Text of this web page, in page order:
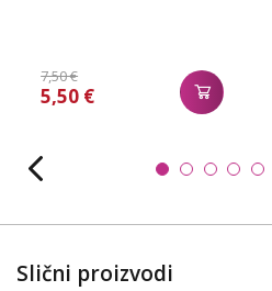
7,50 €
5,50 €
Slični proizvodi